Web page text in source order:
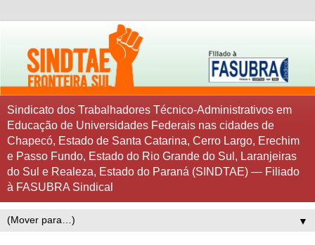
Sindicato dos Trabalhadores Técnico-Administrativos em
Educação de Universidades Federais nas cidades de
Chapecó, Estado de Santa Catarina, Cerro Largo, Erechim
e Passo Fundo, Estado do Rio Grande do Sul, Laranjeiras
do Sul e Realeza, Estado do Paraná (SINDTAE) — Filiado
à FASUBRA Sindical
▼